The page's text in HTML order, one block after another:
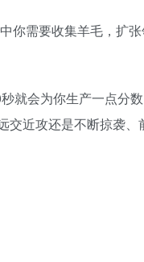
你需要收集羊毛，扩
就会为你生产一点分
交近攻还是不断掠袭